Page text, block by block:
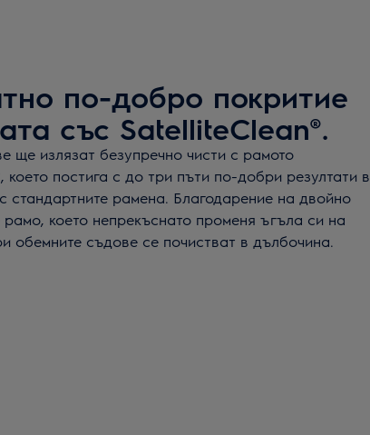
по-добро покритие
със SatelliteClean®.
ще излязат безупречно чисти с рамото
което постига с до три пъти по-добри резултати в
стандартните рамена. Благодарение на двойно
което непрекъснато променя ъгъла си на
обемните съдове се почистват в дълбочина.